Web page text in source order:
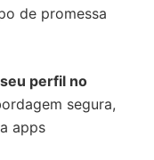
de promessa
perfil no
segura,
apps